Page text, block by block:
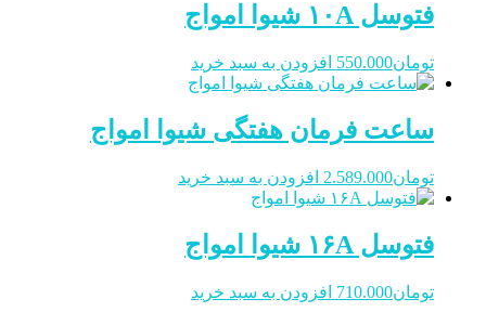
فتوسل ۱۰A شیوا امواج
تومان550.000 افزودن به سبد خرید
ساعت فرمان هفتگی شیوا امواج
تومان2.589.000 افزودن به سبد خرید
فتوسل ۱۶A شیوا امواج
تومان710.000 افزودن به سبد خرید